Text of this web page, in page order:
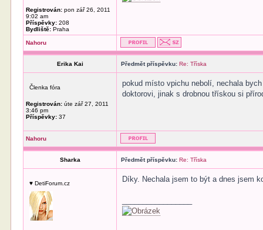
Registrován: pon zář 26, 2011
9:02 am
Příspěvky: 208
Bydliště: Praha
Nahoru
Erika Kai Předmět příspěvku: Re: Tříska
Členka fóra
Registrován: úte zář 27, 2011
3:46 pm
Příspěvky: 37
pokud místo vpichu nebolí, nechala
doktorovi, jinak s drobnou třískou si
Nahoru
Sharka Předmět příspěvku: Re: Tříska
♥ DetiForum.cz Díky. Nechala jsem to být a dnes jsem